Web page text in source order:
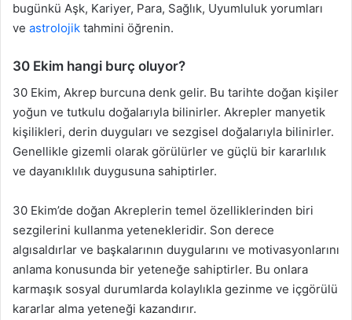
bugünkü Aşk, Kariyer, Para, Sağlık, Uyumluluk yorumları
ve astrolojik tahmini öğrenin.
30 Ekim hangi burç oluyor?
30 Ekim, Akrep burcuna denk gelir. Bu tarihte doğan kişiler
yoğun ve tutkulu doğalarıyla bilinirler. Akrepler manyetik
kişilikleri, derin duyguları ve sezgisel doğalarıyla bilinirler.
Genellikle gizemli olarak görülürler ve güçlü bir kararlılık
ve dayanıklılık duygusuna sahiptirler.
30 Ekim’de doğan Akreplerin temel özelliklerinden biri
sezgilerini kullanma yetenekleridir. Son derece
algısaldırlar ve başkalarının duygularını ve motivasyonlarını
anlama konusunda bir yeteneğe sahiptirler. Bu onlara
karmaşık sosyal durumlarda kolaylıkla gezinme ve içgörülü
kararlar alma yeteneği kazandırır.